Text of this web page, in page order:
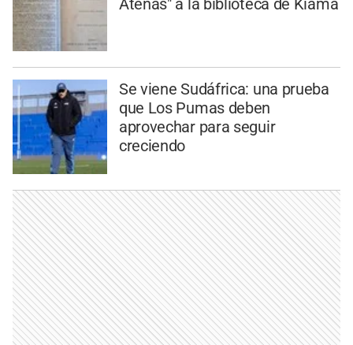
Atenas" a la biblioteca de Kiama
Se viene Sudáfrica: una prueba
que Los Pumas deben
aprovechar para seguir
creciendo